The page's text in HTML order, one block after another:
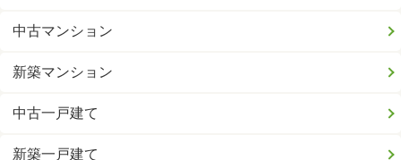
中古マンション
新築マンション
中古一戸建て
新築一戸建て